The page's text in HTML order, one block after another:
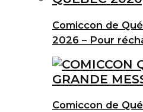
Comiccon de
2026 – Pour
Comiccon de